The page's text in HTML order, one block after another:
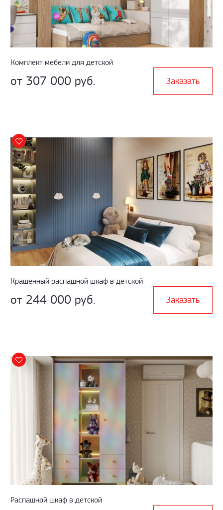
Комплект мебели для детской
от 307 000 руб. Заказать
Крашенный распашной шкаф в детской
от 244 000 руб. Заказать
Распашной шкаф в детской